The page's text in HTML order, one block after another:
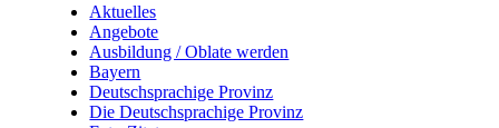
Aktuelles
Angebote
Ausbildung / Oblate werden
Bayern
Deutschsprachige Provinz
Die Deutschsprachige Provinz